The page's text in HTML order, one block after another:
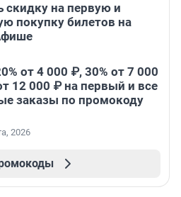
скидку на первую и
покупку билетов на
от 4 000 ₽, 30% от 7 000
12 000 ₽ на первый и все
заказы по промокоду
2026